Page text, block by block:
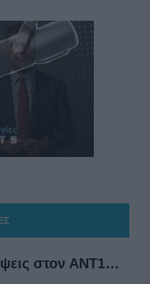
στον ΑΝΤ1…